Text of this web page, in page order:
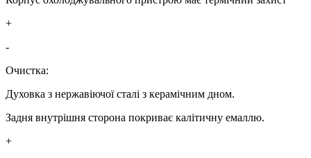
+
-
Очистка:
Духовка з нержавіючої сталі з керамічним дном.
Задня внутрішня сторона покриває калітичну емаллю.
+